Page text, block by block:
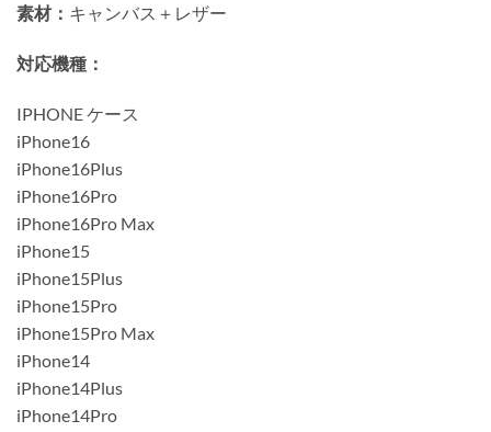
素材： キャンバス＋レザー
対応機種：
IPHONE ケース
iPhone16
iPhone16Plus
iPhone16Pro
iPhone16Pro Max
iPhone15
iPhone15Plus
iPhone15Pro
iPhone15Pro Max
iPhone14
iPhone14Plus
iPhone14Pro